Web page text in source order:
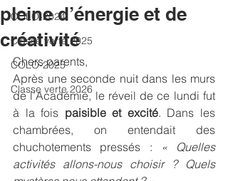
COLO-2024
Classe verte 2025
COLO-2025
Classe verte 2026
pleine d’énergie et de
créativité
Chers parents,
Après une seconde nuit dans les murs
de l’Académie, le réveil de ce lundi fut
à la fois paisible et excité. Dans les
chambrées, on entendait des
chuchotements pressés :
« Quelles
activités allons-nous choisir ? Quels